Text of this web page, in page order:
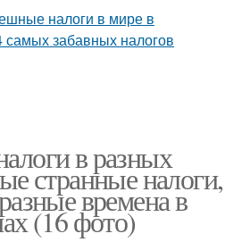
в разных
странные налоги,
времена в
(16 фото)